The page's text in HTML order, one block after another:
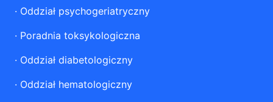
· Oddział psychogeriatryczny
· Poradnia toksykologiczna
· Oddział diabetologiczny
· Oddział hematologiczny